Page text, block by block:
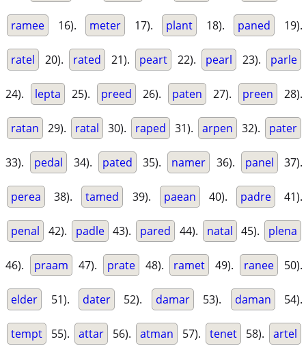
ramee 16). meter 17). plant 18). paned 19).
ratel 20). rated 21). peart 22). pearl 23). parle
24). lepta 25). preed 26). paten 27). preen 28).
ratan 29). ratal 30). raped 31). arpen 32). pater
33). pedal 34). pated 35). namer 36). panel 37).
perea 38). tamed 39). paean 40). padre 41).
penal 42). padle 43). pared 44). natal 45). plena
46). praam 47). prate 48). ramet 49). ranee 50).
elder 51). dater 52). damar 53). daman 54).
tempt 55). attar 56). atman 57). tenet 58). artel